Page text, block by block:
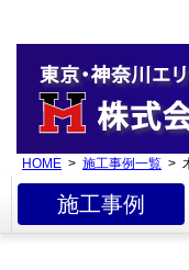
HOME > 施工事例一覧 >
施工事例